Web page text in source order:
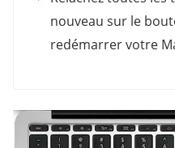
nouveau sur le
redémarrer votre